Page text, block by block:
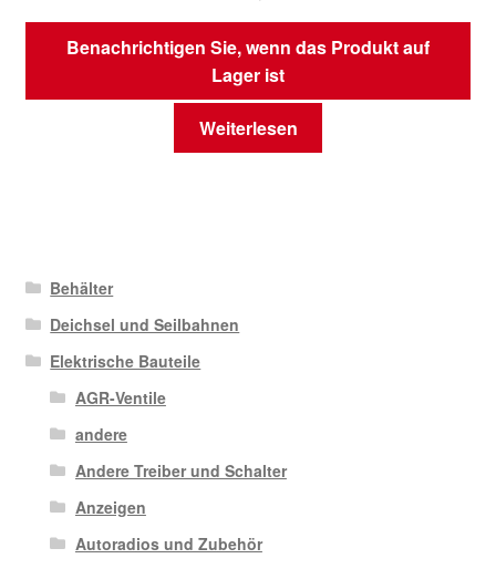
Benachrichtigen Sie, wenn das Produkt auf
Lager ist
Weiterlesen
Behälter
Deichsel und Seilbahnen
Elektrische Bauteile
AGR-Ventile
andere
Andere Treiber und Schalter
Anzeigen
Autoradios und Zubehör